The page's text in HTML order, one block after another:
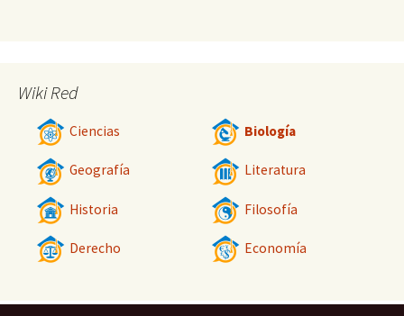
Wiki Red
Ciencias Biología
Geografía Literatura
Historia Filosofía
Derecho Economía